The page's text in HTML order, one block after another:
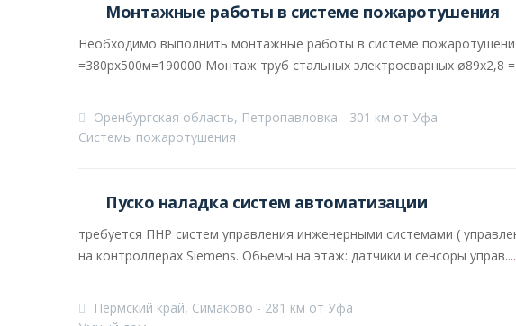
Монтажные работы в системе пожаротушения
Необходимо выполнить монтажные работы в системе
=380рх500м=190000 Монтаж труб стальных электросварных ø89х2,8 =
Оренбургская область, Петропавловка - 301 км от Уфа
Системы пожаротушения
Пуско наладка систем автоматизации
требуется ПНР систем управления инженерными системами (
на контроллерах Siemens. Обьемы на этаж: датчики и сенсоры управ...
Пермский край, Симаково - 281 км от Уфа